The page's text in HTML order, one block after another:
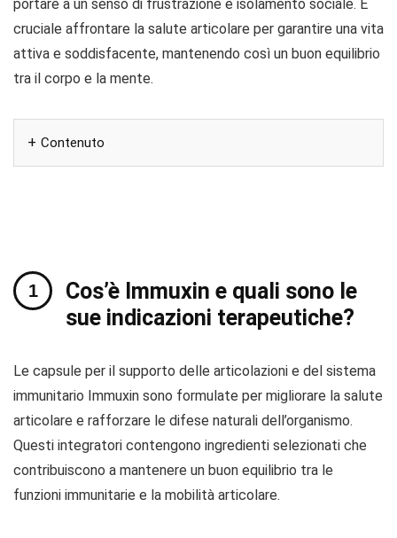
portare a un senso di frustrazione e isolamento sociale. È
cruciale affrontare la salute articolare per garantire una vita
attiva e soddisfacente, mantenendo così un buon equilibrio
tra il corpo e la mente.
Contenuto
Cos’è Immuxin e quali sono le
sue indicazioni terapeutiche?
Le capsule per il supporto delle articolazioni e del sistema
immunitario Immuxin sono formulate per migliorare la salute
articolare e rafforzare le difese naturali dell’organismo.
Questi integratori contengono ingredienti selezionati che
contribuiscono a mantenere un buon equilibrio tra le
funzioni immunitarie e la mobilità articolare.